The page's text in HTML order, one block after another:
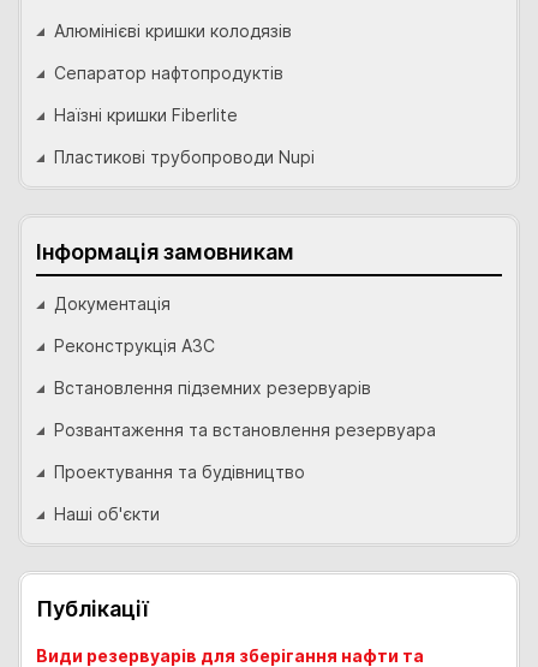
Алюмінієві кришки колодязів
Сепаратор нафтопродуктів
Наїзні кришки Fiberlite
Пластикові трубопроводи Nupi
Інформація замовникам
Документація
Реконструкція АЗС
Встановлення підземних резервуарів
Розвантаження та встановлення резервуара
Проектування та будівництво
Наші об'єкти
Публікації
Види резервуарів для зберігання нафти та